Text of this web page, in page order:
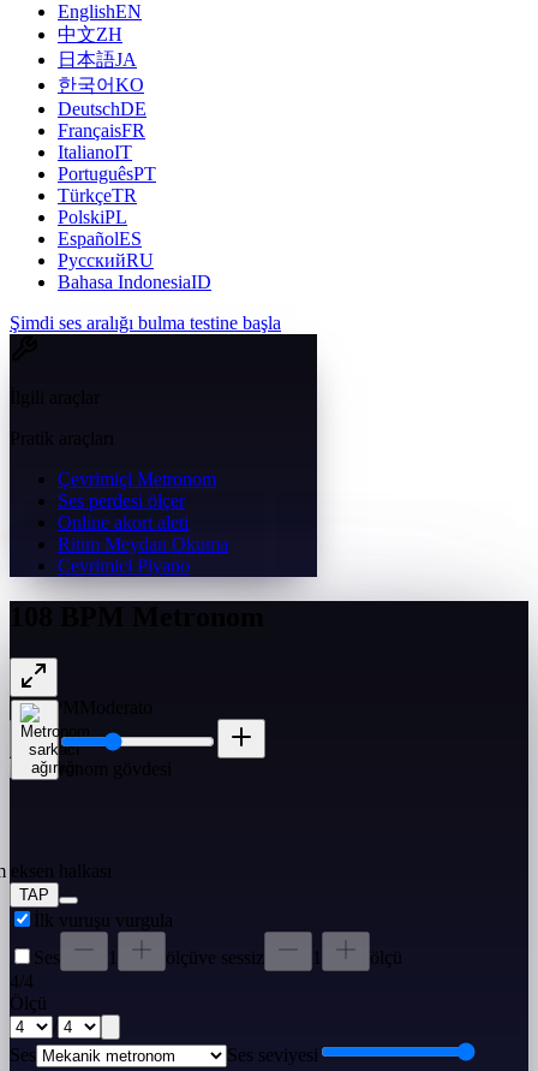
EnglishEN
中文ZH
日本語JA
한국어KO
DeutschDE
FrançaisFR
ItalianoIT
PortuguêsPT
TürkçeTR
PolskiPL
EspañolES
РусскийRU
Bahasa IndonesiaID
Şimdi ses aralığı bulma testine başla
İlgili araçlar
Pratik araçları
Çevrimiçi Metronom
Ses perdesi ölçer
Online akort aleti
Ritim Meydan Okuma
Cevrimici Piyano
108BPM
TAP
İlk vuruşu vurgula
Ses
1 ölçüve sessiz 1
ölçü
4/4
Ölçü
/
Ses
Ses seviyesi